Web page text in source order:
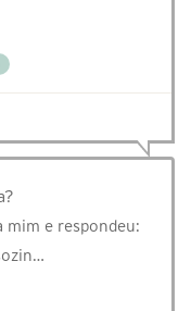
mim e respondeu: